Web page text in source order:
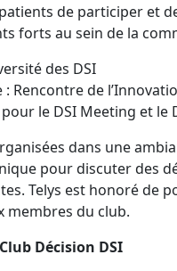
de participer et
forts au sein de la
des DSI
Rencontre de
le DSI Meeting et le
dans une
pour discuter des
Telys est honoré de
membres du club.
Décision DSI